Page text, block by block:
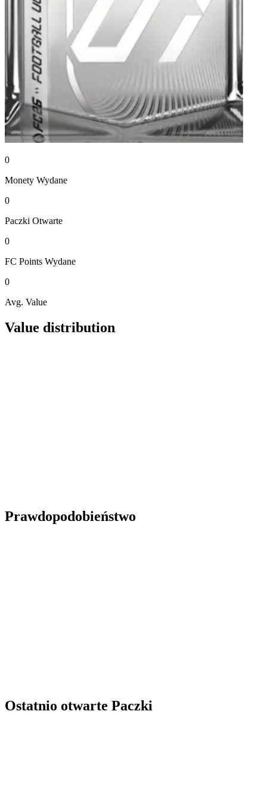
0
Monety Wydane
0
Paczki Otwarte
0
FC Points Wydane
0
Avg. Value
Value distribution
Prawdopodobieństwo
Ostatnio otwarte Paczki